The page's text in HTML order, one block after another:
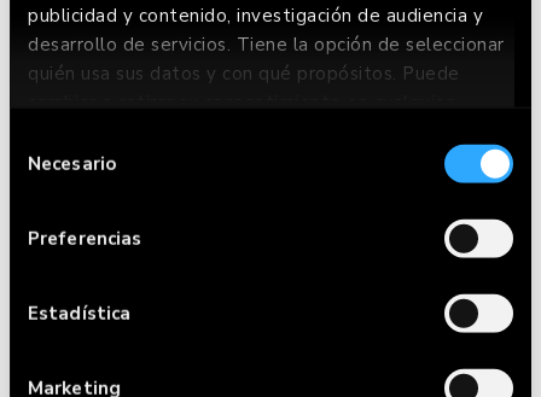
publicidad y contenido, investigación de audiencia y
desarrollo de servicios. Tiene la opción de seleccionar
quién usa sus datos y con qué propósitos. Puede
en el Menú de consentimiento.
Recopilar información sobre su ubicación
varios metros
deNecesario
Preferencias
Estadística
Marketing
RESERVAR
HACER PEDIDO
RESTAURANTES